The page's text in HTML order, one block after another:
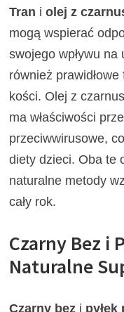
Tran iolej z
mogą wspierać
swojego wpływu na
również
kości. Olej z
ma właściwości
przeciwwirusowe,
diety dzieci. Oba te
naturalne metody
cały rok.
Czarny Bez i
Naturalne
Czarny bez i pyłek